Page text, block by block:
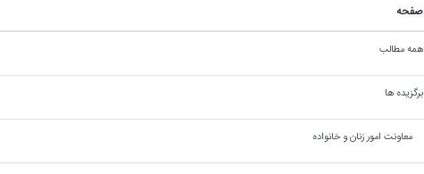
صفحه
همه مطالب
برگزیده ها
معاونت امور زنان و خانواده